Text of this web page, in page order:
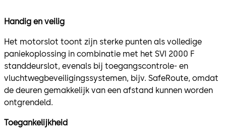
Handig en veilig
Het motorslot toont zijn sterke punten als volledige
paniekoplossing in combinatie met het SVI 2000 F
standdeurslot, evenals bij toegangscontrole- en
vluchtwegbeveiligingssystemen, bijv. SafeRoute, omdat
de deuren gemakkelijk van een afstand kunnen worden
ontgrendeld.
Toegankelijkheid